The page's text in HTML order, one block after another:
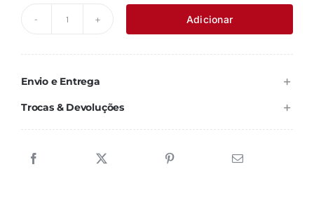
original
era:
é:
DE
NUTRIÇÃO
Adicionar
Envio e Entrega
Trocas & Devoluções